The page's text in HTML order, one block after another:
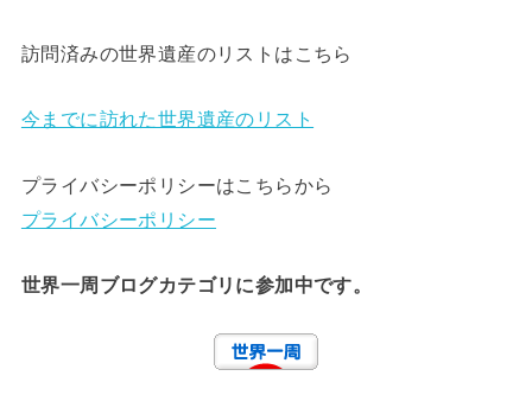
訪問済みの世界遺産のリストはこちら
今までに訪れた世界遺産のリスト
プライバシーポリシーはこちらから
プライバシーポリシー
世界一周ブログカテゴリに参加中です。